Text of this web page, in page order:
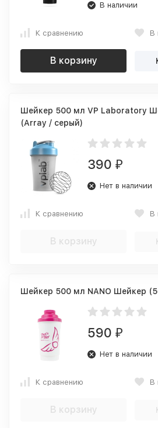
В наличии
К сравнению В
В корзину
Шейкер 500 мл VP Laboratory
(Array / серый)
390 ₽
Нет в наличии
К сравнению В
В корзину
Шейкер 500 мл NANO Шейкер
590 ₽
Нет в наличии
К сравнению В
В корзину